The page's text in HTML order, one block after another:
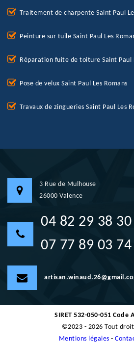
Traitement de charpente Saint Paul
Peinture sur tuile Saint Paul Les
Réparation fuite de toiture Saint Paul
Pose de velux Saint Paul Les Romans
Travaux de zingueries Saint Paul Les
3 Rue de Mulhouse
26000 Valence
04 82 29 38 30
07 77 89 03 74
SIRET 532-050-051 Code
©2023 - 2026 Tout
Mentions légales -